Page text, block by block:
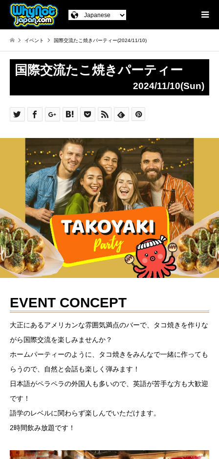
イベント 国際交流たこ焼きパーティー(2024/11/10)
国際交流たこ焼きパーティー
2024/11/10(Sun)
EVENT CONCEPT
大正にあるアメリカンな雰囲気満点のバーで、タコ焼きを作りな
がら国際交流を楽しみませんか？
ホームパーティーのように、タコ焼きをみんなで一緒に作っても
らうので、自然と会話も楽しく弾みます！
日本語がペラペラの外国人も多いので、英語が苦手な方も大歓迎
です！
語学のレベルに関わらず楽しんでいただけます。
2時間飲み放題です！